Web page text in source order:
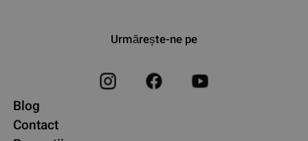
Urmărește-ne pe
Blog
Contact